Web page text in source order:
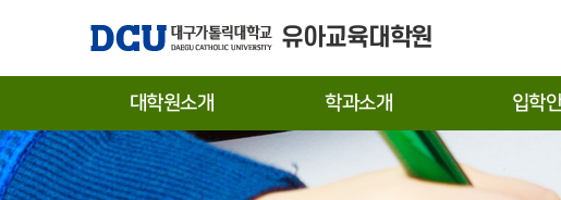
유아교육대학원
대학원소개 학과소개 입학
대학원장 인사말
연혁
신입학 입시전